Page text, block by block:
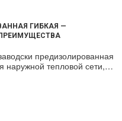
ГИБКАЯ —
предизолированная
наружной тепловой сети,…